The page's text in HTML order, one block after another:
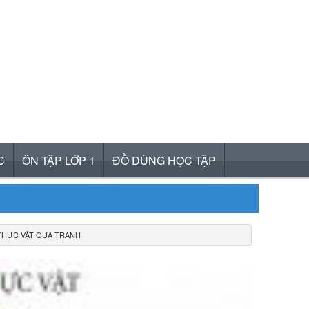
ÔN TẬP LỚP 1 ĐỒ DÙNG HỌC TẬP
VẬT QUA TRANH